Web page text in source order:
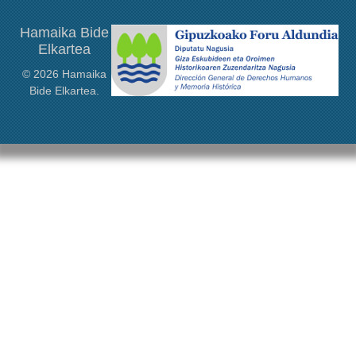
Hamaika Bide
Elkartea
© 2026 Hamaika
Bide Elkartea.